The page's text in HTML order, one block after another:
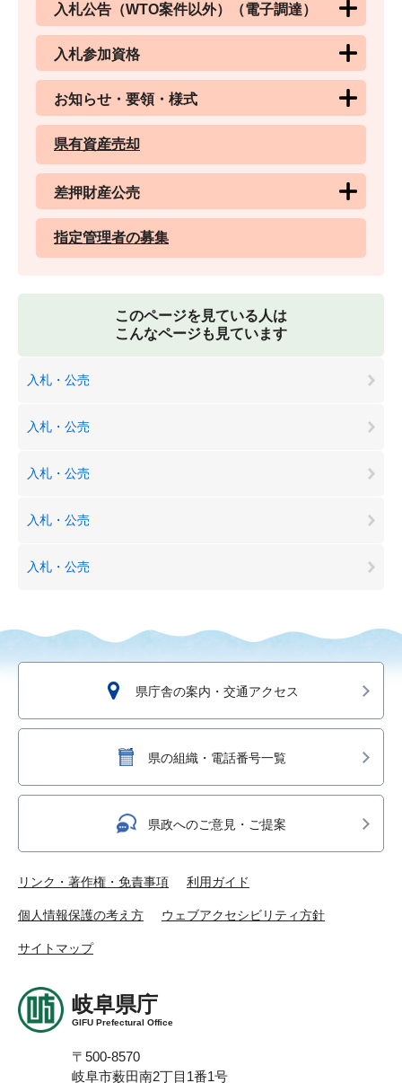
入札公告（WTO案件以外）（電子調達）
入札参加資格
お知らせ・要領・様式
県有資産売却
差押財産公売
指定管理者の募集
このページを見ている人は
こんなページも見ています
入札・公売
入札・公売
入札・公売
入札・公売
入札・公売
県庁舎の案内・交通アクセス
県の組織・電話番号一覧
県政へのご意見・ご提案
リンク・著作権・免責事項 利用ガイド
個人情報保護の考え方 ウェブアクセシビリティ方針
サイトマップ
岐阜県庁
GIFU Prefectural Office
〒500-8570
岐阜市薮田南2丁目1番1号